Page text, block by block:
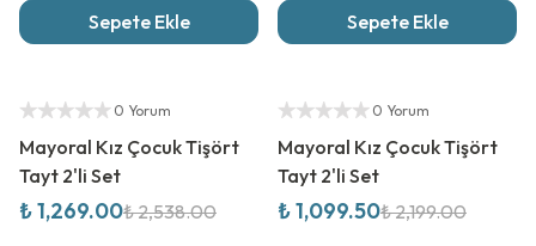
Sepete Ekle Sepete Ekle
Yetkili Satıcı
0 Yorum
Mayoral Kız Çocuk Tişört
Tayt 2'li Set
₺ 1,269.00₺ 2,538.00
Yetkili Satıcı
0 Yorum
Mayoral Kız Çocuk Tişört
Tayt 2'li Set
₺ 1,099.50₺ 2,199.00